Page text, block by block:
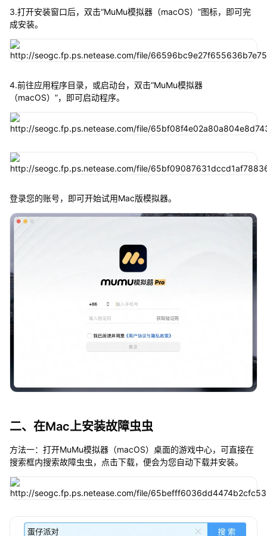
3.打开安装窗口后，双击“MuMu模拟器（macOS）”图标，即可完
成安装。
4.前往应用程序目录，或启动台，双击“MuMu模拟器
（macOS）”，即可启动程序。
登录您的账号，即可开始试用Mac版模拟器。
二、在Mac上安装故障虫虫
方法一：打开MuMu模拟器（macOS）桌面的游戏中心，可直接在
搜索框内搜索故障虫虫，点击下载，便会为您自动下载并安装。